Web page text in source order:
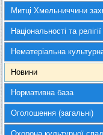
Митці Хмельниччини
Національності та релігії
Нематеріальна
Новини
Нормативна база
Оголошення (загальні)